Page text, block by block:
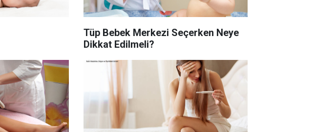
Tüp Bebek Merkezi Seçerken Neye
Dikkat Edilmeli?